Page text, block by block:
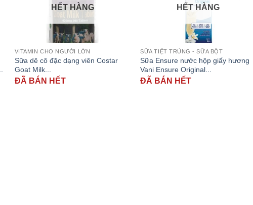
HẾT HÀNG
VITAMIN CHO NGƯỜI LỚN
Sữa dê cô đặc dạng viên Costar
Goat Milk...
ĐÃ BÁN HẾT
HẾT HÀNG
SỮA TIỆT TRÙNG - SỮA BỘT
Sữa Ensure nước hộp giấy hương
Vani Ensure Original...
ĐÃ BÁN HẾT